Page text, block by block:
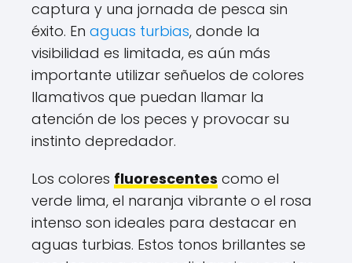
captura y una jornada de pesca sin
éxito. En aguas turbias, donde la
visibilidad es limitada, es aún más
importante utilizar señuelos de colores
llamativos que puedan llamar la
atención de los peces y provocar su
instinto depredador.
Los colores fluorescentes como el
verde lima, el naranja vibrante o el rosa
intenso son ideales para destacar en
aguas turbias. Estos tonos brillantes se